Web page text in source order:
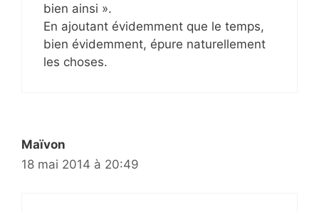
bien ainsi ».
En ajoutant évidemment que le temps,
bien évidemment, épure naturellement
les choses.
Maïvon
18 mai 2014 à 20:49